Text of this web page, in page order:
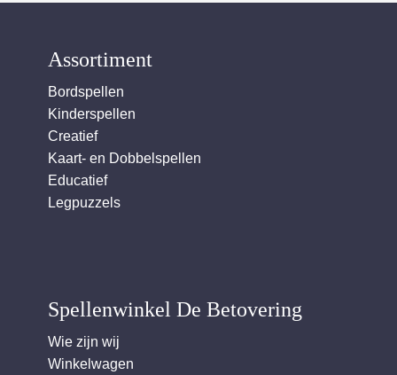
Assortiment
Bordspellen
Kinderspellen
Creatief
Kaart- en Dobbelspellen
Educatief
Legpuzzels
Spellenwinkel De Betover​ing
Wie zijn wij
Winkelwagen